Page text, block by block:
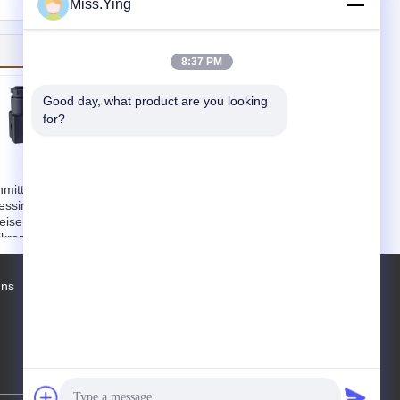
1/8"
der 2.5MM
3
Messing
Miss.Ying
8:37 PM
Good day, what product are you looking
for?